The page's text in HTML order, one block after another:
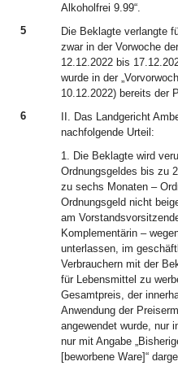
Alkoholfrei 9.99“.
5
Die Beklagte verlangte
zwar in der Vorwoche
12.12.2022 bis
wurde in der
10.12.2022) bereits der
6
II. Das Landgericht
nachfolgende Urteil:
1. Die Beklagte wird
Ordnungsgeldes bis zu
zu sechs Monaten –
Ordnungsgeld nicht
am
Komplementärin –
unterlassen, im
Verbrauchern mit der
für Lebensmittel zu
Gesamtpreis, der
Anwendung der
angewendet wurde, nur
nur mit Angabe
[beworbene Ware]“